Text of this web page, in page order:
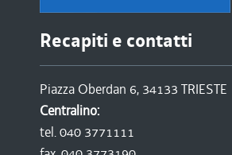
Recapiti e contatti
Piazza Oberdan 6, 34133 TRIESTE
Centralino:
tel. 040 3771111